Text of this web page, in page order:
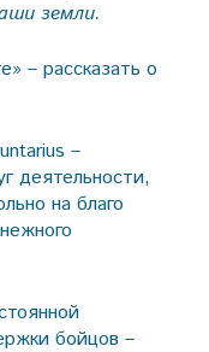
земли.
– рассказать о
–
деятельности,
на благо
бойцов –